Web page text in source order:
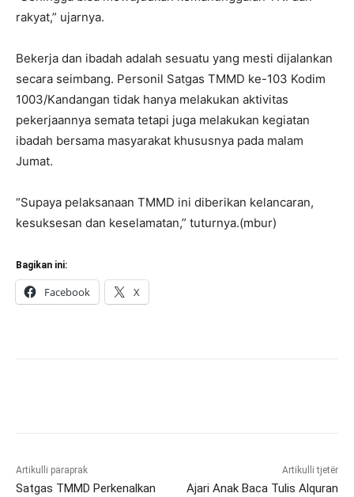
rakyat,” ujarnya.
Bekerja dan ibadah adalah sesuatu yang mesti dijalankan
secara seimbang. Personil Satgas TMMD ke-103 Kodim
1003/Kandangan tidak hanya melakukan aktivitas
pekerjaannya semata tetapi juga melakukan kegiatan
ibadah bersama masyarakat khususnya pada malam
Jumat.
“Supaya pelaksanaan TMMD ini diberikan kelancaran,
kesuksesan dan keselamatan,” tuturnya.(mbur)
Bagikan ini:
Facebook X
Artikulli paraprak
Satgas TMMD Perkenalkan
Artikulli tjetër
Ajari Anak Baca Tulis Alquran